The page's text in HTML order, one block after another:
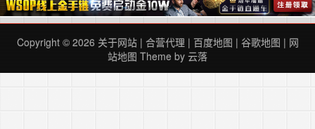
Copyright © 2026 关于网站| 合营代理| 百度地图 | 谷歌地图 | 网
站地图 Theme by 云落